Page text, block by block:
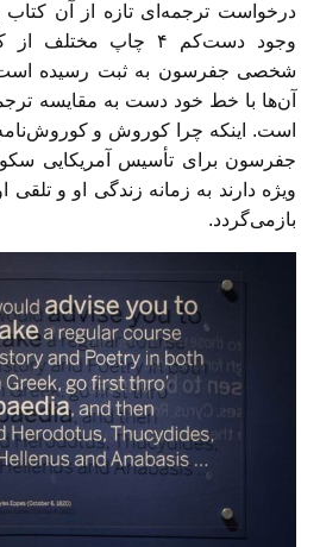
درخواست ترجمه‌ای تازه از آن کتاب
وجود دست‌کم‌ ۴ چاپ
شخصی جفرسون به ثبت رسیده
آن‌ها با خط خود دست به مقایسه
است. اینکه چرا کوروش و
جفرسون برای تأسیس آمریکایی
ویژه دارند به زمانه زندگی او و تلقی‌
بازمی‌گردد.